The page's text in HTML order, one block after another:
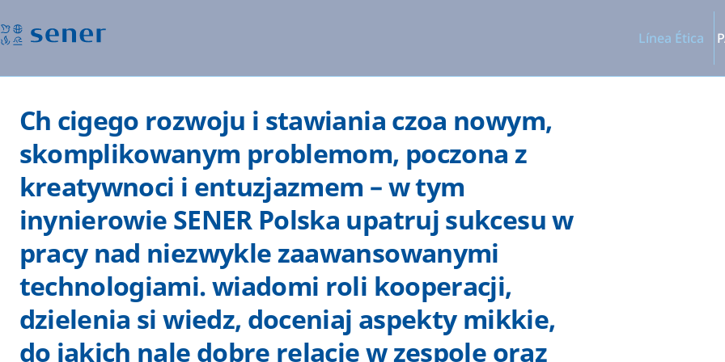
Línea Ética
Ch cigego rozwoju i stawiania czoa nowym,
skomplikowanym problemom, poczona z
kreatywnoci i entuzjazmem – w tym
inynierowie SENER Polska upatruj sukcesu w
pracy nad niezwykle zaawansowanymi
technologiami. wiadomi roli kooperacji,
dzielenia si wiedz, doceniaj aspekty mikkie,
do jakich nale dobre relacje w zespole oraz